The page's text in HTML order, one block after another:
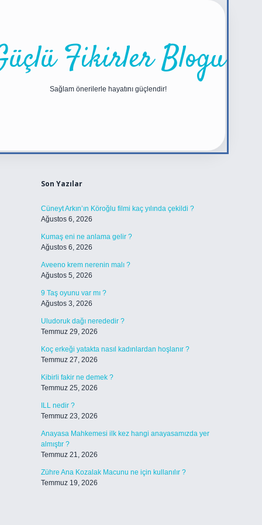
Fikirler Blogu
Sağlam önerilerle hayatını güçlendir!
Son Yazılar
Cüneyt Arkın’ın Köroğlu filmi kaç yılında çekildi ?
Ağustos 6, 2026
Kumaş eni ne anlama gelir ?
Ağustos 6, 2026
Aveeno krem nerenin malı ?
Ağustos 5, 2026
9 Taş oyunu var mı ?
Ağustos 3, 2026
Uludoruk dağı nerededir ?
Temmuz 29, 2026
Koç erkeği yatakta nasıl kadınlardan hoşlanır ?
Temmuz 27, 2026
Kibirli fakir ne demek ?
Temmuz 25, 2026
ILL nedir ?
Temmuz 23, 2026
Anayasa Mahkemesi ilk kez hangi anayasamızda yer
almıştır ?
Temmuz 21, 2026
Zühre Ana Kozalak Macunu ne için kullanılır ?
Temmuz 19, 2026